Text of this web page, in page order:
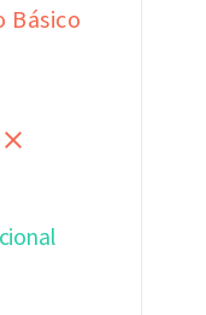
Básico